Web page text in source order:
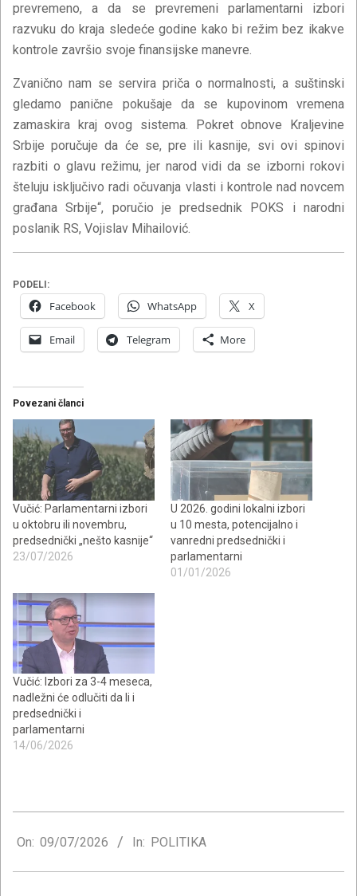
prevremeno, a da se prevremeni parlamentarni izbori
razvuku do kraja sledeće godine kako bi režim bez ikakve
kontrole završio svoje finansijske manevre.
Zvanično nam se servira priča o normalnosti, a suštinski
gledamo panične pokušaje da se kupovinom vremena
zamaskira kraj ovog sistema. Pokret obnove Kraljevine
Srbije poručuje da će se, pre ili kasnije, svi ovi spinovi
razbiti o glavu režimu, jer narod vidi da se izborni rokovi
šteluju isključivo radi očuvanja vlasti i kontrole nad novcem
građana Srbije“, poručio je predsednik POKS i narodni
poslanik RS, Vojislav Mihailović.
PODELI:
Facebook WhatsApp X
Email Telegram More
Povezani članci
Vučić: Parlamentarni izbori
u oktobru ili novembru,
predsednički „nešto kasnije“
23/07/2026
U 2026. godini lokalni izbori
u 10 mesta, potencijalno i
vanredni predsednički i
parlamentarni
01/01/2026
Vučić: Izbori za 3-4 meseca,
nadležni će odlučiti da li i
predsednički i
parlamentarni
14/06/2026
07-
On: 09/07/2026 In: POLITIKA